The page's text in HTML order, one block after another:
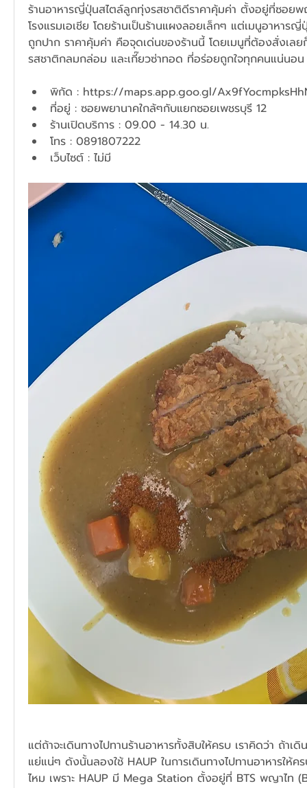
ร้านอาหารญี่ปุ่นสไตล์ลูกทุ่งรสชาติดีราคาคุ้มค่า ตั้งอยู่ที่ซอย
โรงแรมเอเชีย โดยร้านเป็นร้านแผงลอยเล็กๆ แต่เมนูอาหาร
ถูกปาก ราคาคุ้มค่า คือจุดเด่นของร้านนี้ โดยเมนูที่ต้องสั่งเล
รสชาติกลมกล่อม และเกี๊ยวซ่าทอด ที่อร่อยถูกใจทุกคนแน่นอ
พิกัด : https://maps.app.goo.gl/
ที่อยู่ : ซอยพยานาคใกล้ๆกับแยกซอยเพชรบุรี 12
ร้านเปิดบริการ : 09.00 - 14.30 น.
โทร : 0891807222
เว็บไซต์ : ไม่มี
แต่ถ้าจะเดินทางไปทานร้านอาหารทั้งสิบให้ครบ เราคิดว่า ถ้าเ
แย่แน่ๆ ดังนั้นลองใช้ HAUP ในการเดินทางไปทานอาหารให้ค
ไหม เพราะ HAUP มี Mega Station ตั้งอยู่ที่ BTS พญาไท